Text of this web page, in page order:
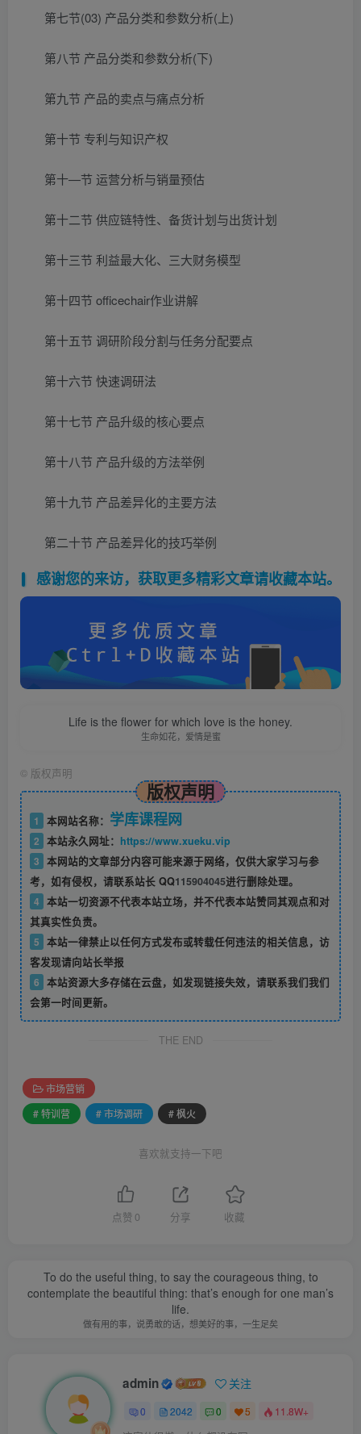
第七节(03) 产品分类和参数分析(上)
第八节 产品分类和参数分析(下)
第九节 产品的卖点与痛点分析
第十节 专利与知识产权
第十—节 运营分析与销量预估
第十二节 供应链特性、备货计划与出货计划
第十三节 利益最大化、三大财务模型
第十四节 officechair作业讲解
第十五节 调研阶段分割与任务分配要点
第十六节 快速调研法
第十七节 产品升级的核心要点
第十八节 产品升级的方法举例
第十九节 产品差异化的主要方法
第二十节 产品差异化的技巧举例
感谢您的来访，获取更多精彩文章请收藏本站。
Life is the flower for which love is the honey.
生命如花，爱情是蜜
© 版权声明
版权声明
1 本网站名称： 学库课程网
2 本站永久网址： https://www.xueku.vip
3 本网站的文章部分内容可能来源于网络，仅供大家学习与参
考，如有侵权，请联系站长 QQ115904045进行删除处理。
4 本站一切资源不代表本站立场，并不代表本站赞同其观点和对
其真实性负责。
5 本站一律禁止以任何方式发布或转载任何违法的相关信息，访
客发现请向站长举报
6 本站资源大多存储在云盘，如发现链接失效，请联系我们我们
会第一时间更新。
THE END
市场营销
# 特训营
# 市场调研 # 枫火
喜欢就支持一下吧
点赞 0 分享 收藏
To do the useful thing, to say the courageous thing, to
contemplate the beautiful thing: that’s enough for one man’s
life.
做有用的事，说勇敢的话，想美好的事，一生足矣
admin 关注
0 2042 0 5 11.8W+